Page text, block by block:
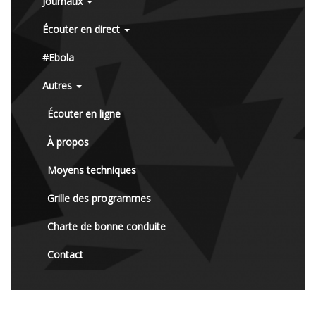
Écouter en direct
#Ebola
Autres
Écouter en ligne
À propos
Moyens techniques
Grille des programmes
Charte de bonne conduite
Contact